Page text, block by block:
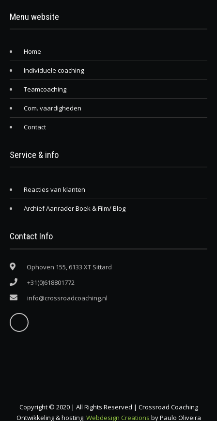
Menu website
Home
Individuele coaching
Teamcoaching
Com. vaardigheden
Contact
Service & info
Reacties van klanten
Archief Aanrader Boek & Film/ Blog
Contact Info
Ophoven 155, 6133 XT Sittard
+31(0)618801772
info@crossroadcoaching.nl
Copyright © 2020 | All Rights Reserved | Crossroad Coaching
Ontwikkeling & hosting: Webdesign Creations by Paulo Oliveira